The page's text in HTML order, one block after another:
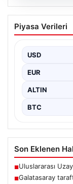
08.08.2026
Osimhen
Piyasa Verileri
USD
EUR
ALTIN
BTC
Son Eklenen
■Uluslararası
■Galatasaray